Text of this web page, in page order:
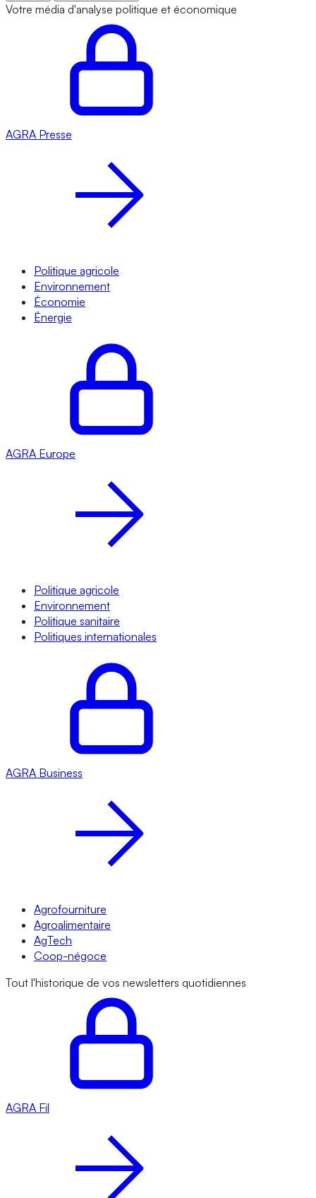
Votre média d'analyse politique et économique
AGRA Presse
Politique agricole
Environnement
Économie
Énergie
AGRA Europe
Politique agricole
Environnement
Politique sanitaire
Politiques internationales
AGRA Business
Agrofourniture
Agroalimentaire
AgTech
Coop-négoce
Tout l'historique de vos newsletters quotidiennes
AGRA Fil